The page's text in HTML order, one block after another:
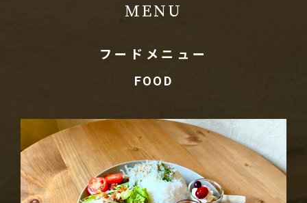
MENU
フードメニュー
FOOD